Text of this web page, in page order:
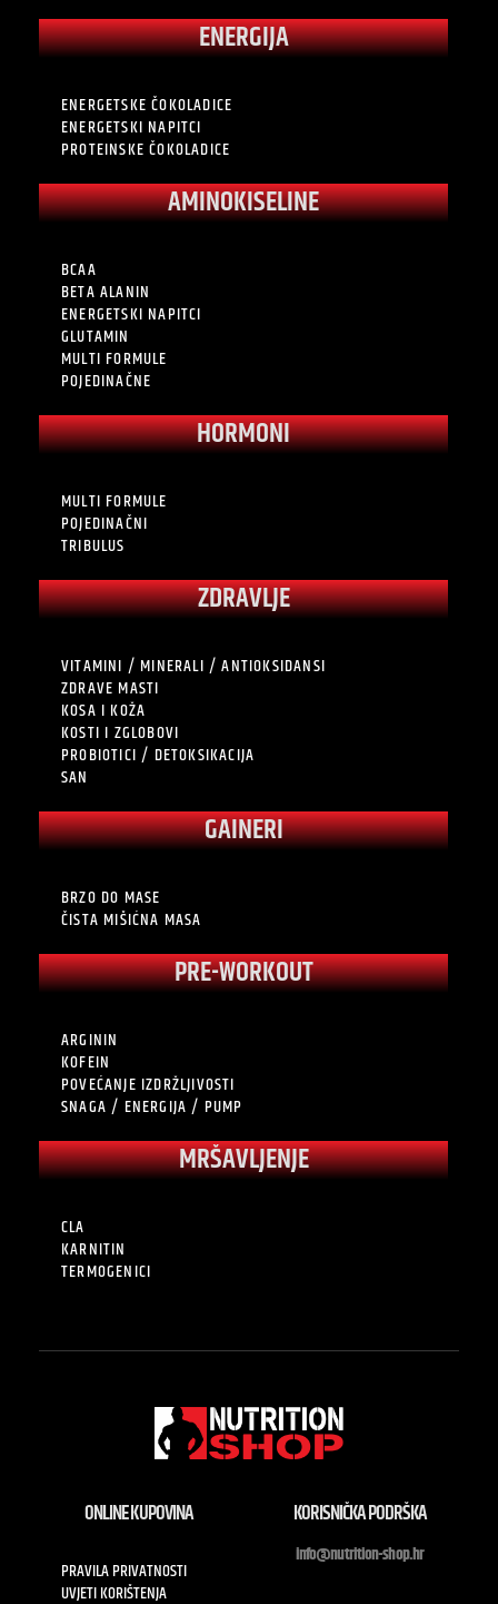
ENERGIJA
ENERGETSKE ČOKOLADICE
ENERGETSKI NAPITCI
PROTEINSKE ČOKOLADICE
AMINOKISELINE
BCAA
BETA ALANIN
ENERGETSKI NAPITCI
GLUTAMIN
MULTI FORMULE
POJEDINAČNE
HORMONI
MULTI FORMULE
POJEDINAČNI
TRIBULUS
ZDRAVLJE
VITAMINI / MINERALI / ANTIOKSIDANSI
ZDRAVE MASTI
KOSA I KOŽA
KOSTI I ZGLOBOVI
PROBIOTICI / DETOKSIKACIJA
SAN
GAINERI
BRZO DO MASE
ČISTA MIŠIĆNA MASA
PRE-WORKOUT
ARGININ
KOFEIN
POVEĆANJE IZDRŽLJIVOSTI
SNAGA / ENERGIJA / PUMP
MRŠAVLJENJE
CLA
KARNITIN
TERMOGENICI
ONLINE KUPOVINA
PRAVILA PRIVATNOSTI
UVJETI KORIŠTENJA
KORISNIČKA PODRŠKA
info@nutrition-shop.hr